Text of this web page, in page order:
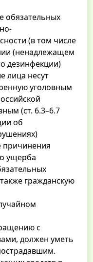
обязательных
(в том числе
(ненадлежащем
дезинфекции)
лица несут
уголовным
(ст. 6.3–6.7
об
причинения
ущерба
гражданскую
с
должен уметь